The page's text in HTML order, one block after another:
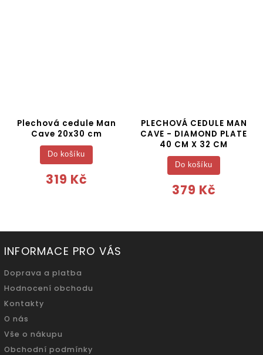
Plechová cedule Man
Cave 20x30 cm
319 Kč
Do košíku
PLECHOVÁ CEDULE MAN
CAVE - DIAMOND PLATE
40 CM X 32 CM
379 Kč
Do košíku
INFORMACE PRO VÁS
Doprava a platba
Hodnocení obchodu
Kontakty
O nás
Vše o nákupu
Obchodní podmínky